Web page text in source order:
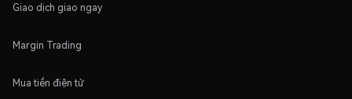
Giao dịch giao ngay
Margin Trading
Mua tiền điện tử